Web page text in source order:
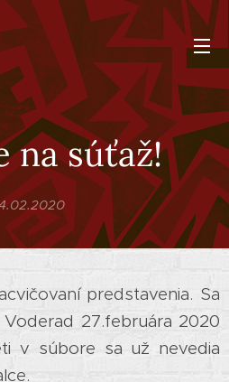
na súťaž!
predstavenia. Sa
27.februára 2020
v súbore sa už nevedia